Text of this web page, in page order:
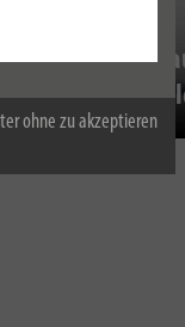
ohne zu akzeptieren
WLAN